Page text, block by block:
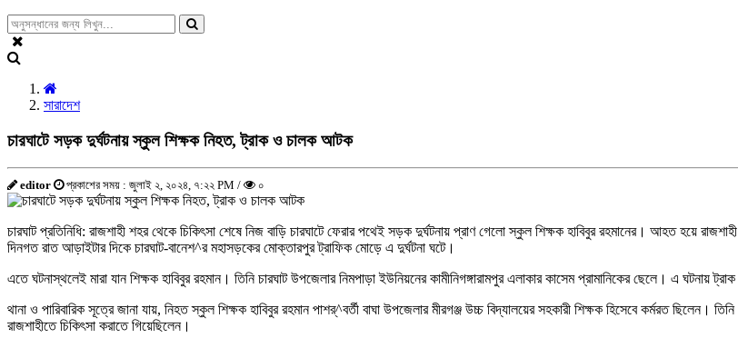
সারাদেশ
চারঘাটে সড়ক দুর্ঘটনায় স্কুল শিক্ষক নিহত, ট্রাক ও চালক আটক
editor প্রকাশের সময় : জুলাই ২, ২০২৪, ৭:২২ PM / ০
চারঘাট প্রতিনিধি: রাজশাহী শহর থেকে চিকিৎসা শেষে নিজ বাড়ি চারঘাটে ফেরার পথেই সড়ক দুর্ঘটনায় প্রাণ গেলো স্কুল শিক্ষক হাবিবুর রহমানের। আহত হয়ে
দিনগত রাত আড়াইটার দিকে চারঘাট-বানেশ^র মহাসড়কের মোক্তারপুর ট্রাফিক মোড়ে এ দুর্ঘটনা ঘটে।
এতে ঘটনাস্থলেই মারা যান শিক্ষক হাবিবুর রহমান। তিনি চারঘাট উপজেলার নিমপাড়া ইউনিয়নের কামীনিগঙ্গারামপুর এলাকার কাসেম প্রামানিকের ছেলে। এ ঘটনায়
থানা ও পারিবারিক সূত্রে জানা যায়, নিহত স্কুল শিক্ষক হাবিবুর রহমান পাশর্^বর্তী বাঘা উপজেলার মীরগঞ্জ উচ্চ বিদ্যালয়ের সহকারী শিক্ষক হিসেবে কর্মরত ছিলেন।
রাজশাহীতে চিকিৎসা করাতে গিয়েছিলেন।